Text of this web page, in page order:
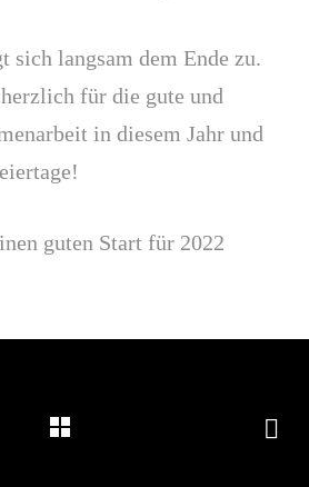
sich langsam dem Ende zu.
für die gute und
in diesem Jahr und
guten Start für 2022